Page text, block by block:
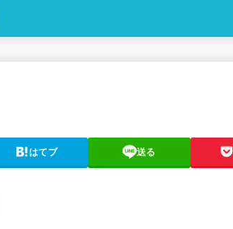
はてブ 送る